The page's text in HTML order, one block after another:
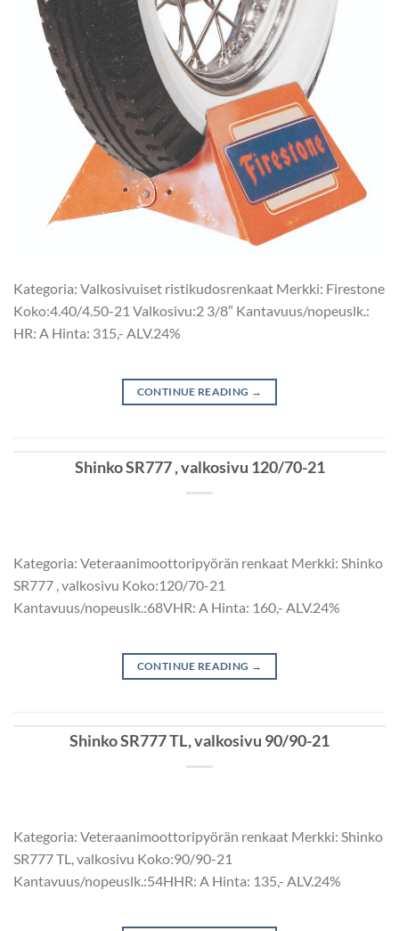
Kategoria: Valkosivuiset ristikudosrenkaat Merkki: Firestone
Koko:4.40/4.50-21 Valkosivu:2 3/8″ Kantavuus/nopeuslk.:
HR: A Hinta: 315,- ALV.24%
CONTINUE READING →
Shinko SR777 , valkosivu 120/70-21
Kategoria: Veteraanimoottoripyörän renkaat Merkki: Shinko
SR777 , valkosivu Koko:120/70-21
Kantavuus/nopeuslk.:68VHR: A Hinta: 160,- ALV.24%
CONTINUE READING →
Shinko SR777 TL, valkosivu 90/90-21
Kategoria: Veteraanimoottoripyörän renkaat Merkki: Shinko
SR777 TL, valkosivu Koko:90/90-21
Kantavuus/nopeuslk.:54HHR: A Hinta: 135,- ALV.24%